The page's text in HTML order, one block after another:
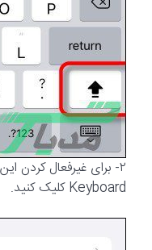
Keyboard کلیک کنید.